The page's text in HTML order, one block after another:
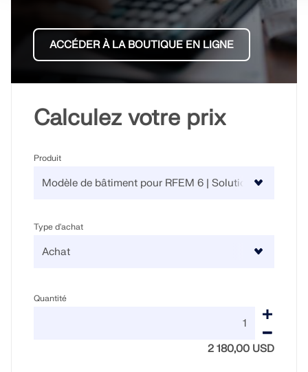
ACCÉDER À LA BOUTIQUE EN LIGNE
Calculez votre prix
Produit
Type d'achat
Quantité
2 180,00 USD